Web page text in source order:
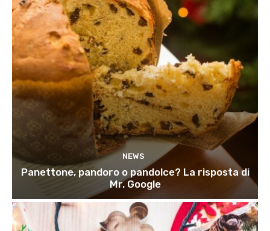
NEWS
Panettone, pandoro o pandolce? La risposta di
Mr. Google